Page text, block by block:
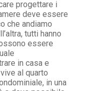
progettare i
deve essere
che andiamo
tutti hanno
essere
in casa e
al quarto
in una